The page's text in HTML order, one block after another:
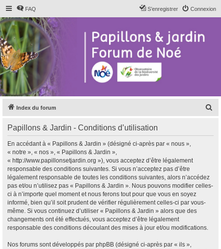
FAQ Connexion
S’enregistrer
Index du forum
Papillons & Jardin - Conditions d’utilisation
En accédant à « Papillons & Jardin » (désigné ci-après par « nous »,
« notre », « nos », « Papillons & Jardin »,
« http://www.papillonsetjardin.org »), vous acceptez d’être légalement
responsable des conditions suivantes. Si vous n’acceptez pas d’être
légalement responsable de toutes les conditions suivantes, alors n’accédez
pas et/ou n’utilisez pas « Papillons & Jardin ». Nous pouvons modifier celles-
ci à n’importe quel moment et nous ferons tout pour que vous en soyez
informé, bien qu’il soit prudent de vérifier régulièrement celles-ci par vous-
même. Si vous continuez d’utiliser « Papillons & Jardin » alors que des
changements ont été effectués, vous acceptez d’être légalement
responsable des conditions découlant des mises à jour et/ou modifications.
Nos forums sont développés par phpBB (désigné ci-après par « ils »,